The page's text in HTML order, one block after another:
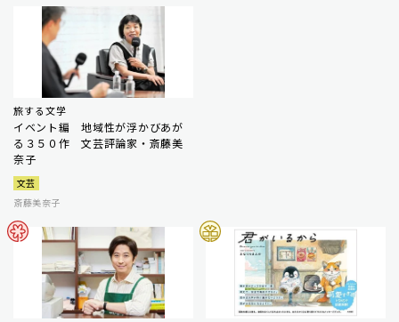
旅する文学
イベント編 地域性が浮かびあが
る３５０作 文芸評論家・斎藤美
奈子
文芸
斎藤美奈子